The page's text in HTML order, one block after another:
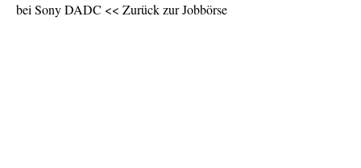
bei Sony DADC << Zurück zur Jobbörse